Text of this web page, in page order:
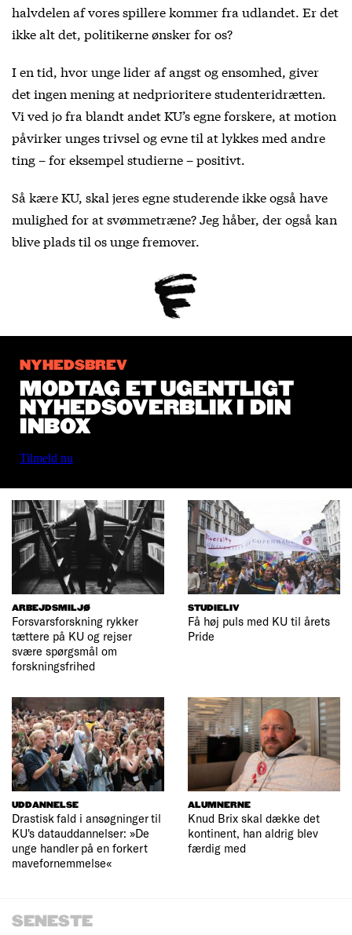
halvdelen af vores spillere kommer fra udlandet. Er det
ikke alt det, politikerne ønsker for os?
I en tid, hvor unge lider af angst og ensomhed, giver
det ingen mening at nedprioritere studenteridrætten.
Vi ved jo fra blandt andet KU’s egne forskere, at motion
påvirker unges trivsel og evne til at lykkes med andre
ting – for eksempel studierne – positivt.
Så kære KU, skal jeres egne studerende ikke også have
mulighed for at svømmetræne? Jeg håber, der også kan
blive plads til os unge fremover.
NYHEDSBREV
MODTAG ET UGENTLIGT
NYHEDSOVERBLIK I DIN
INBOX
Tilmeld nu
ARBEJDSMILJØ
Forsvarsforskning rykker
tættere på KU og rejser
svære spørgsmål om
forskningsfrihed
STUDIELIV
Få høj puls med KU til årets
Pride
UDDANNELSE
Drastisk fald i ansøgninger til
KU's datauddannelser: »De
unge handler på en forkert
mavefornemmelse«
ALUMNERNE
Knud Brix skal dække det
kontinent, han aldrig blev
færdig med
SENESTE